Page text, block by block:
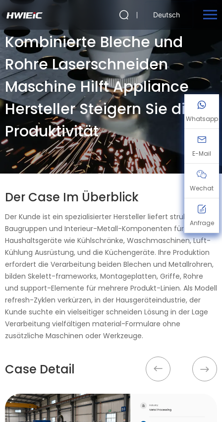
Deutsch
Kombinierte Bleche und
Rohre Laserschneiden
Maschine Hilft Appliance
Hersteller Steigern Sie die
Produktivität
Der Case Im Überblick
Der Kunde ist ein spezialisierter Hersteller liefert strukturelle
Baugruppen und Interieur-Metall-Komponenten für
Haushaltsgeräte wie Kühlschränke, Waschmaschinen, Luft-
Kühlung Ausrüstung, und die Küchengeräte. Ihre Produktion
erfordert die Verarbeitung beiden Blechen und Metallrohren,
bilden Skelett-frameworks, Montageplatten, Griffe, Rohre
und support-Elemente für mehrere Produkt-Linien. Als Modell
refresh-Zyklen verkürzen, in der Hausgeräteindustrie, der
Kunde suchte ein vielseitiger schneiden Lösung in der Lage
Verarbeitung vielfältigen material-Formulare ohne
zusätzliche Maschinen oder Werkzeuge.
Case Detail
Whatsapp
E-Mail
Wechat
Anfrage